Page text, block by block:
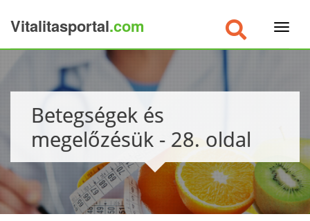
Vitalitasportal.com
Betegségek és
megelőzésük - 28. oldal
×